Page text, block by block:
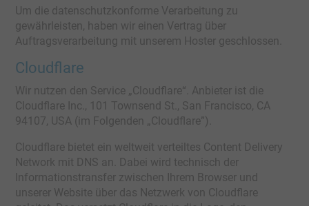
Um die datenschutzkonforme Verarbeitung zu
gewährleisten, haben wir einen Vertrag über
Auftragsverarbeitung mit unserem Hoster geschlossen.
Cloudflare
Wir nutzen den Service „Cloudflare“. Anbieter ist die
Cloudflare Inc., 101 Townsend St., San Francisco, CA
94107, USA (im Folgenden „Cloudflare”).
Cloudflare bietet ein weltweit verteiltes Content Delivery
Network mit DNS an. Dabei wird technisch der
Informationstransfer zwischen Ihrem Browser und
unserer Website über das Netzwerk von Cloudflare